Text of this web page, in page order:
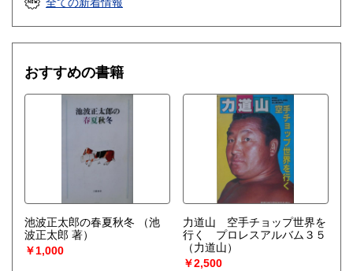
全ての新着情報
おすすめの書籍
池波正太郎の春夏秋冬
（池
波正太郎 著）
￥1,000
力道山 空手チョップ世界を
行く プロレスアルバム３５
（力道山）
￥2,500